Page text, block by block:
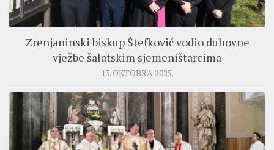
Zrenjaninski biskup Štefković vodio duhovne
vježbe šalatskim sjemeništarcima
13. OKTOBRA 2025.